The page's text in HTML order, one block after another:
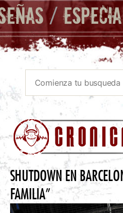
/
SHUTDOWN EN
FAMILIA”